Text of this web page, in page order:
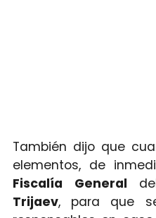
También dijo que
elementos, de
Fiscalía
General
Trijaev, para que